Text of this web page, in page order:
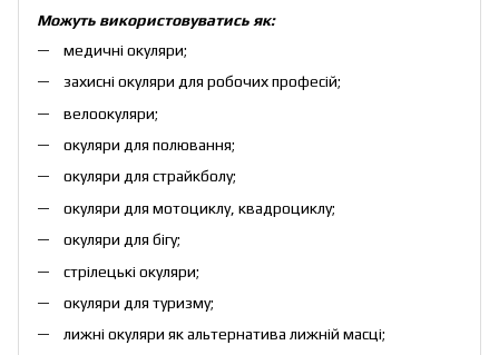
Можуть використовуватись як:
медичні окуляри;
захисні окуляри для робочих професій;
велоокуляри;
окуляри для полювання;
окуляри для страйкболу;
окуляри для мотоциклу, квадроциклу;
окуляри для бігу;
стрілецькі окуляри;
окуляри для туризму;
лижні окуляри як альтернатива лижній масці;